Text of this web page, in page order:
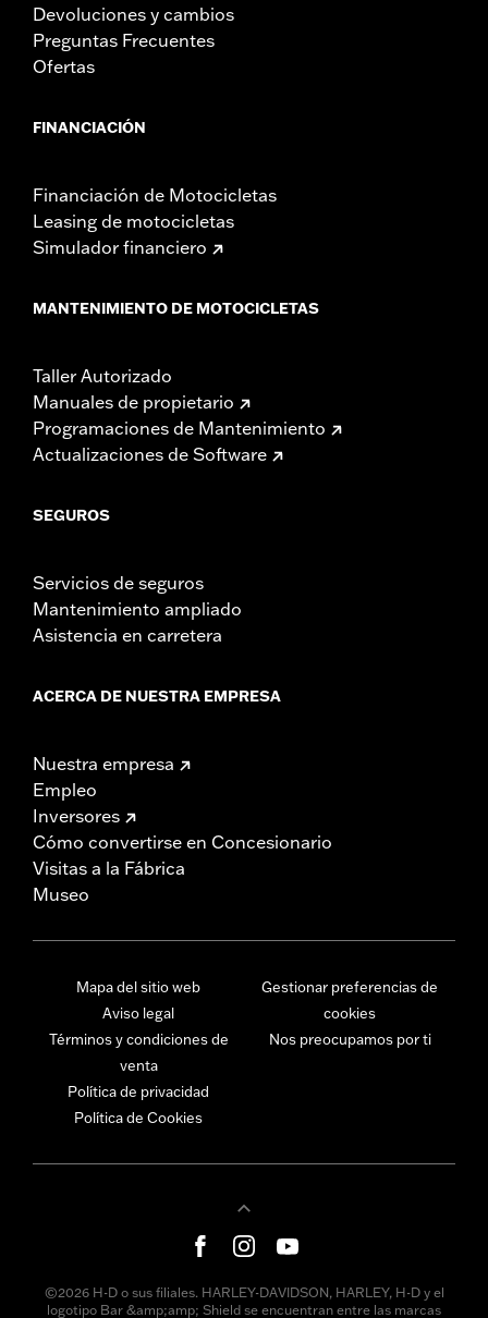
Devoluciones y cambios
Preguntas Frecuentes
Ofertas
FINANCIACIÓN
Financiación de Motocicletas
Leasing de motocicletas
Simulador financiero
MANTENIMIENTO DE MOTOCICLETAS
Taller Autorizado
Manuales de propietario
Programaciones de Mantenimiento
Actualizaciones de Software
SEGUROS
Servicios de seguros
Mantenimiento ampliado
Asistencia en carretera
ACERCA DE NUESTRA EMPRESA
Nuestra empresa
Empleo
Inversores
Cómo convertirse en Concesionario
Visitas a la Fábrica
Museo
Mapa del sitio web
Aviso legal
Términos y condiciones de
venta
Política de privacidad
Política de Cookies
Gestionar preferencias de
cookies
Nos preocupamos por ti
©2026 H-D o sus filiales. HARLEY-DAVIDSON, HARLEY, H-D y el
logotipo Bar &amp;amp; Shield se encuentran entre las marcas